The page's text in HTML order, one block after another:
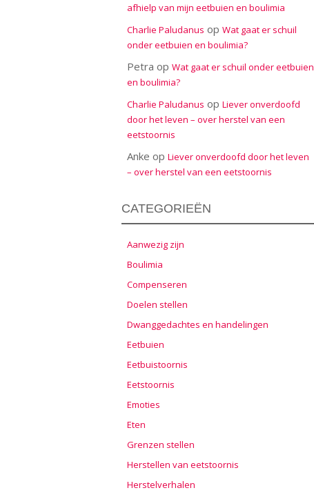
afhielp van mijn eetbuien en boulimia
Charlie Paludanus op Wat gaat er schuil
onder eetbuien en boulimia?
Petra op Wat gaat er schuil onder eetbuien
en boulimia?
Charlie Paludanus op Liever onverdoofd
door het leven – over herstel van een
eetstoornis
Anke op Liever onverdoofd door het leven
– over herstel van een eetstoornis
CATEGORIEËN
Aanwezig zijn
Boulimia
Compenseren
Doelen stellen
Dwanggedachtes en handelingen
Eetbuien
Eetbuistoornis
Eetstoornis
Emoties
Eten
Grenzen stellen
Herstellen van eetstoornis
Herstelverhalen